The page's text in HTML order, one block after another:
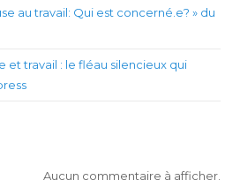
au travail: Qui est concerné.e? » du
et travail : le fléau silencieux qui
Aucun commentaire à afficher.